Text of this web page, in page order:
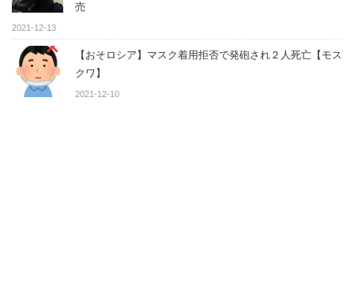
売
2021-12-13
【おそロシア】マスク着用拒否で発砲され２人死亡【モス
クワ】
2021-12-10